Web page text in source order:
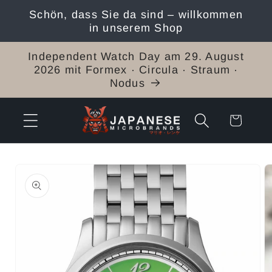
zum
Schön, dass Sie da sind – willkommen
in unserem Shop
Independent Watch Day am 29. August
2026 mit Formex · Circula · Straum ·
Nodus
Warenkorb